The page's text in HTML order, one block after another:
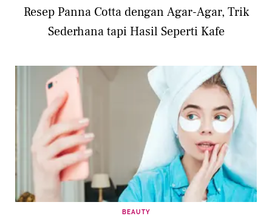
Resep Panna Cotta dengan Agar-Agar, Trik
Sederhana tapi Hasil Seperti Kafe
BEAUTY